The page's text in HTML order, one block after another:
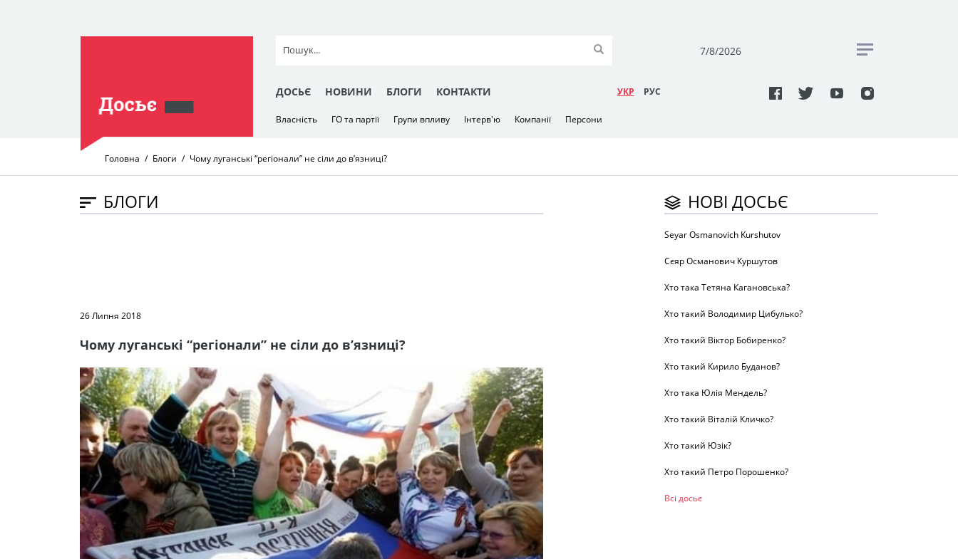
7/8/2026
ДОСЬЄ НОВИНИ БЛОГИ КОНТАКТИ УКР РУC
Власність ГО та партії Групи впливу Інтерв'ю Компанії Персони
Головна Блоги Чому луганські “регіонали” не сіли до в’язниці?
БЛОГИ
26 Липня 2018
Чому луганські “регіонали” не сіли до в’язниці?
НОВІ ДОСЬЄ
Seyar Osmanovich Kurshutov
Сєяр Османович Куршутов
Хто така Тетяна Кагановська?
Хто такий Володимир Цибулько?
Хто такий Віктор Бобиренко?
Хто такий Кирило Буданов?
Хто така Юлія Мендель?
Хто такий Віталій Кличко?
Хто такий Юзік?
Хто такий Петро Порошенко?
Всі досьє